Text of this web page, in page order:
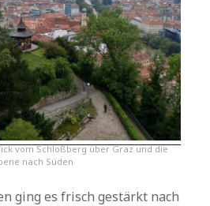
vom Schloßberg über Graz und die
nach Süden
ging es frisch gestärkt nach